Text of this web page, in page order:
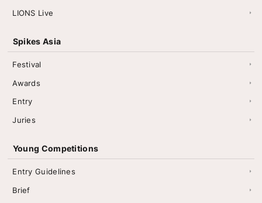
LIONS Live
Spikes Asia
Festival
Awards
Entry
Juries
Young Competitions
Entry Guidelines
Brief